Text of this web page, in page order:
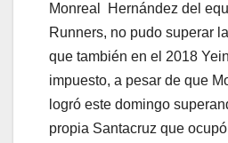
Monreal Hernández del
Runners, no pudo superar
que también en el 2018
impuesto, a pesar de que
logró este domingo
propia Santacruz que